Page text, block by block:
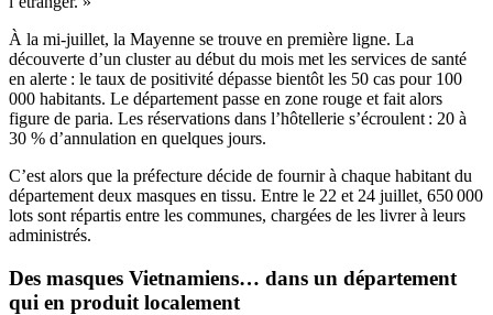
À la mi-juillet, la Mayenne se trouve en première ligne. La
découverte d’un cluster au début du mois met les services de santé
en alerte : le taux de positivité dépasse bientôt les 50 cas pour 100
000 habitants. Le département passe en zone rouge et fait alors
figure de paria. Les réservations dans l’hôtellerie s’écroulent : 20 à
30 % d’annulation en quelques jours.
C’est alors que la préfecture décide de fournir à chaque habitant du
département deux masques en tissu. Entre le 22 et 24 juillet, 650 000
lots sont répartis entre les communes, chargées de les livrer à leurs
administrés.
Des masques Vietnamiens… dans un département
qui en produit localement